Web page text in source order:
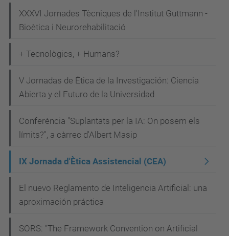
Jornada
(CEA)
2024-
09-
25T08:00:00+02:00
2024-
09-
25T13:00:00+02:00
títol
‘Qui
decideix
sobre
XXXVI Jornades Tècniques de l'Institut Guttmann -
Bioètica i Neurorehabilitació
+ Tecnològics, + Humans?
V Jornadas de Ética de la Investigación: Ciencia
Abierta y el Futuro de la Universidad
Conferència "Suplantats per la IA: On posem els
límits?", a càrrec d'Albert Masip
IX Jornada d'Ètica Assistencial (CEA)
El nuevo Reglamento de Inteligencia Artificial: una
aproximación práctica
SORS: "The Framework Convention on Artificial